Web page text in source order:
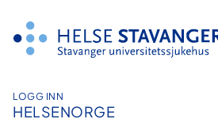
innhold
LOGG INN
HELSENORGE